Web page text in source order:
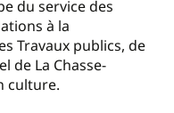
du service des
à la
Travaux publics, de
de La Chasse-
culture.